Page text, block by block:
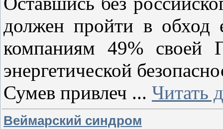
должен пройти в обход
компаниям 49% своей
энергетической
Сумев привлеч ... Читать
Веймарский синдром